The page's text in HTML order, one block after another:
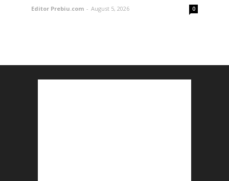
Editor Prebiu.com - August 5, 2026 0